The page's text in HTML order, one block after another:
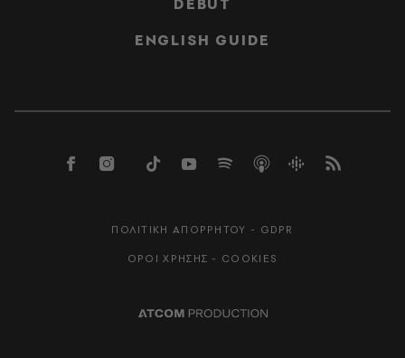
ENGLISH GUIDE
ΠΟΛΙΤΙΚΗ ΑΠΟΡΡΗΤΟΥ - GDPR
ΟΡΟΙ ΧΡΗΣΗΣ - COOKIES